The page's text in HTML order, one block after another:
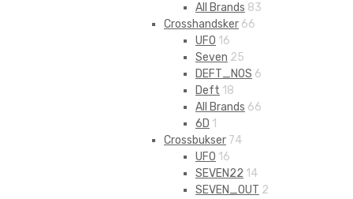
All Brands 83
Crosshandsker 66
UFO 16
Seven 25
DEFT_NOS 6
Deft 18
All Brands 66
6D 1
Crossbukser 74
UFO 16
SEVEN22 14
SEVEN_OUT 2